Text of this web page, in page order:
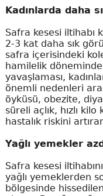
Kadınlarda daha
Safra kesesi iltihabı
2-3 kat daha sık
safra içerisindeki
hamilelik
yavaşlaması,
önemli nedenleri
öyküsü, obezite,
süreli açlık, hızlı kilo
hastalık riskini
Yağlı yemekler
Safra kesesi
yağlı yemeklerden
bölgesinde